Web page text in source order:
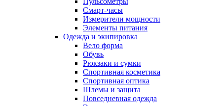
Смарт-часы
Измерители мощности
Элементы питания
Одежда и экипировка
Вело форма
Обувь
Рюкзаки и сумки
Спортивная косметика
Спортивная оптика
Шлемы и защита
Повседневная одежда